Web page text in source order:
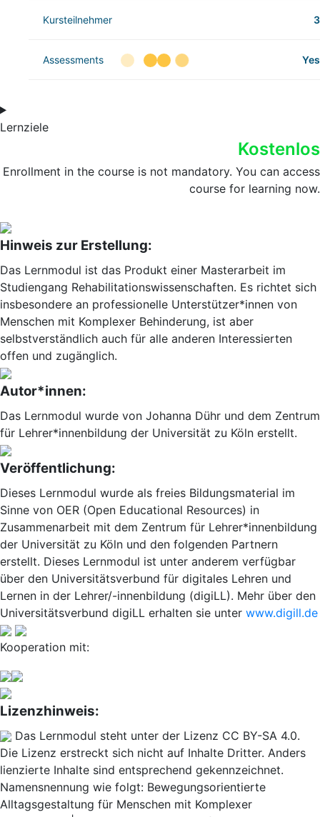
Kursteilnehmer 3
Assessments Yes
Lernziele
Kostenlos
Enrollment in the course is not mandatory. You can access
course for learning now.
Hinweis zur Erstellung:
Das Lernmodul ist das Produkt einer Masterarbeit im
Studiengang Rehabilitationswissenschaften. Es richtet sich
insbesondere an professionelle Unterstützer*innen von
Menschen mit Komplexer Behinderung, ist aber
selbstverständlich auch für alle anderen Interessierten
offen und zugänglich.
Autor*innen:
Das Lernmodul wurde von Johanna Dühr und dem Zentrum
für Lehrer*innenbildung der Universität zu Köln erstellt.
Veröffentlichung:
Dieses Lernmodul wurde als freies Bildungsmaterial im
Sinne von OER (Open Educational Resources) in
Zusammenarbeit mit dem Zentrum für Lehrer*innenbildung
der Universität zu Köln und den folgenden Partnern
erstellt. Dieses Lernmodul ist unter anderem verfügbar
über den Universitätsverbund für digitales Lehren und
Lernen in der Lehrer/-innenbildung (digiLL). Mehr über den
Universitätsverbund digiLL erhalten sie unter www.digill.de
Kooperation mit:
Lizenzhinweis:
Das Lernmodul steht unter der Lizenz CC BY-SA 4.0.
Die Lizenz erstreckt sich nicht auf Inhalte Dritter. Anders
lienzierte Inhalte sind entsprechend gekennzeichnet.
Namensnennung wie folgt: Bewegungsorientierte
Alltagsgestaltung für Menschen mit Komplexer